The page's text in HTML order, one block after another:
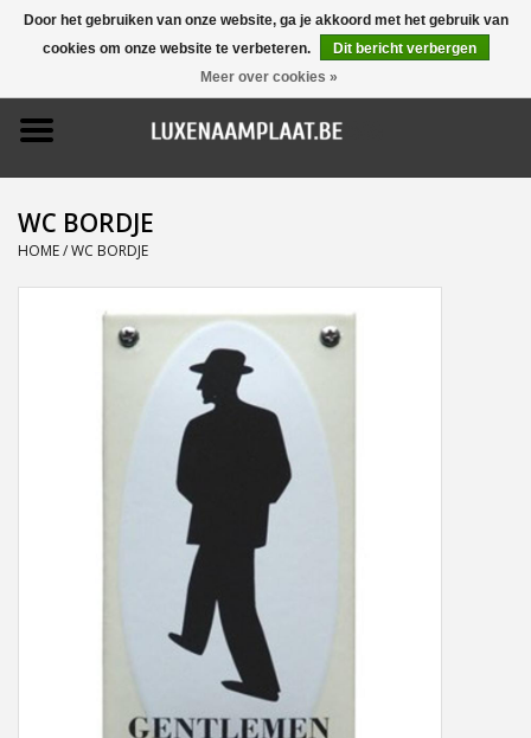
0 Artikelen - €0,00
Home
Promoties
Naamborden
Bestelling op maat
WC BORDJE
HOME/WC BORDJE
Door het gebruiken van onze website, ga je akkoord met het gebruik van
cookies om onze website te verbeteren.
Dit bericht verbergen
Meer over cookies »